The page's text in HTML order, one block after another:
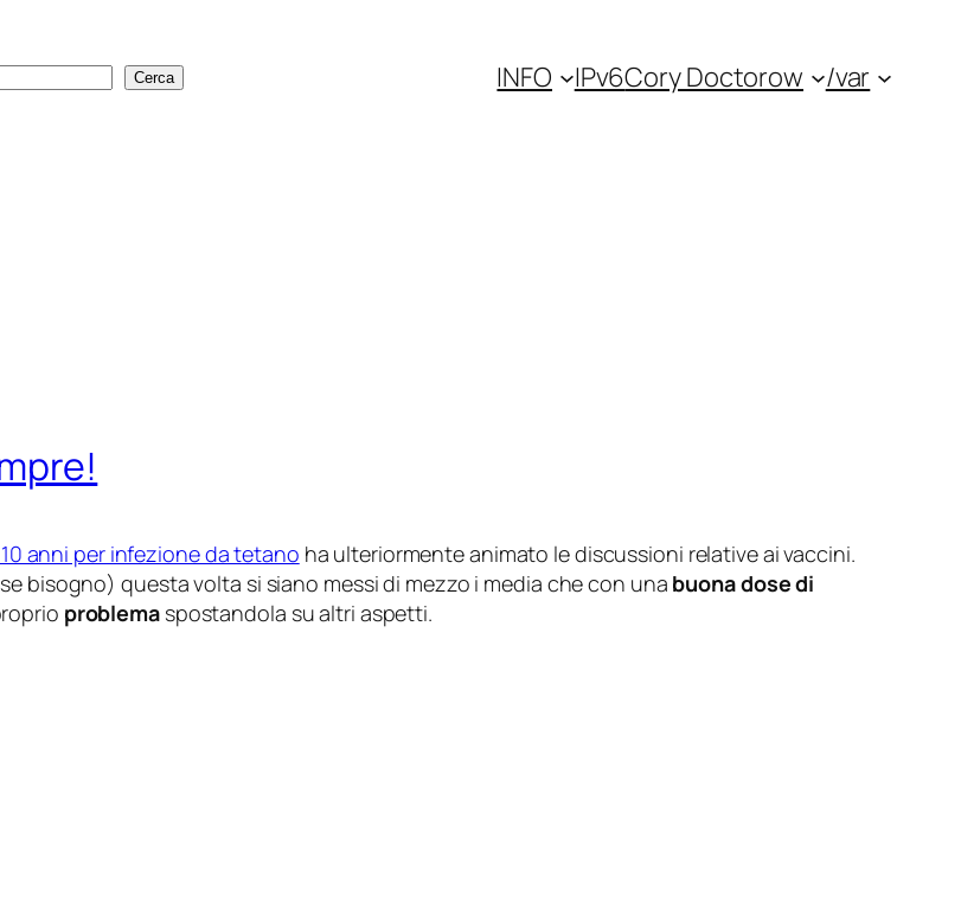
Cerca INFO IPv6Cory Doctorow /var
anni per infezione da tetano ha ulteriormente animato le discussioni relative ai vaccini.
bisogno) questa volta si siano messi di mezzo i media che con una buona dose di
problemaspostandola su altri aspetti.